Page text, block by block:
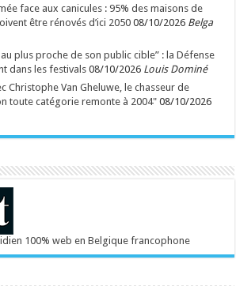
face aux canicules : 95% des maisons de
être rénovés d’ici 2050 08/10/2026 Belga
plus proche de son public cible” : la Défense
dans les festivals 08/10/2026 Louis Dominé
Christophe Van Gheluwe, le chasseur de
toute catégorie remonte à 2004" 08/10/2026
100% web en Belgique francophone